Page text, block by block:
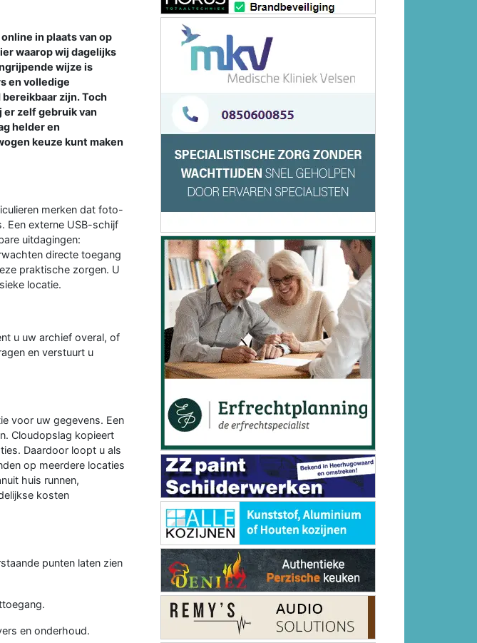
in plaats van op
waarop wij dagelijks
wijze is
en volledige
zijn. Toch
zelf gebruik van
helder en
keuze kunt maken
merken dat foto-
Een externe USB-schijf
uitdagingen:
directe toegang
praktische zorgen. U
locatie.
u uw archief overal, of
en verstuurt u
voor uw gegevens. Een
Cloudopslag kopieert
Daardoor loopt u als
op meerdere locaties
huis runnen,
kosten
punten laten zien
en onderhoud.